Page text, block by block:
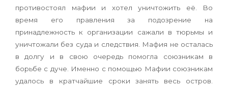
противостоял мафии и хотел уничтожить её. Во
время его правления за подозрение на
принадлежность к организации сажали в тюрьмы и
уничтожали без суда и следствия. Мафия не осталась
в долгу и в свою очередь помогла союзникам в
борьбе с дуче. Именно с помощью Мафии союзникам
удалось в кратчайшие сроки занять весь остров.